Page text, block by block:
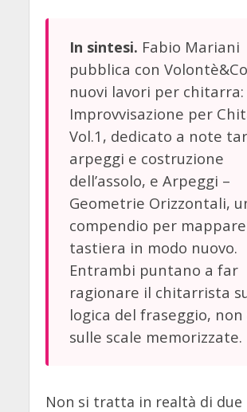
In sintesi. Fabio Mariani
pubblica con
nuovi lavori per chitarra:
Improvvisazione per
Vol.1, dedicato a note
arpeggi e costruzione
dell’assolo, e Arpeggi –
Geometrie Orizzontali,
compendio per
tastiera in modo nuovo.
Entrambi puntano a far
ragionare il chitarrista
logica del fraseggio, non
sulle scale memorizzate.
Non si tratta in realtà di due